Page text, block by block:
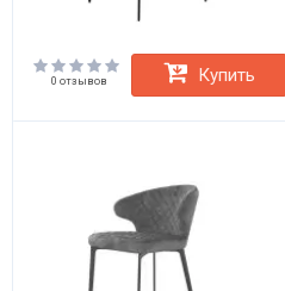
0 отзывов Купить